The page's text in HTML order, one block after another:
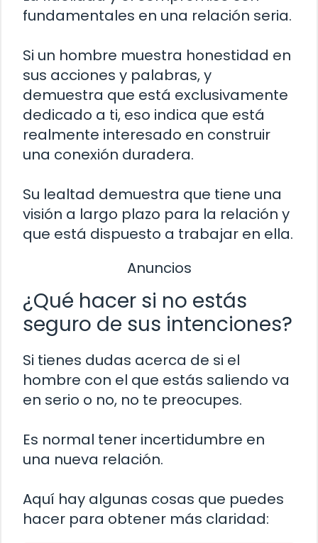
fundamentales en una relación seria.
Si un hombre muestra honestidad en
sus acciones y palabras, y
demuestra que está exclusivamente
dedicado a ti, eso indica que está
realmente interesado en construir
una conexión duradera.
Su lealtad demuestra que tiene una
visión a largo plazo para la relación y
que está dispuesto a trabajar en ella.
Anuncios
¿Qué hacer si no estás
seguro de sus intenciones?
Si tienes dudas acerca de si el
hombre con el que estás saliendo va
en serio o no, no te preocupes.
Es normal tener incertidumbre en
una nueva relación.
Aquí hay algunas cosas que puedes
hacer para obtener más claridad: